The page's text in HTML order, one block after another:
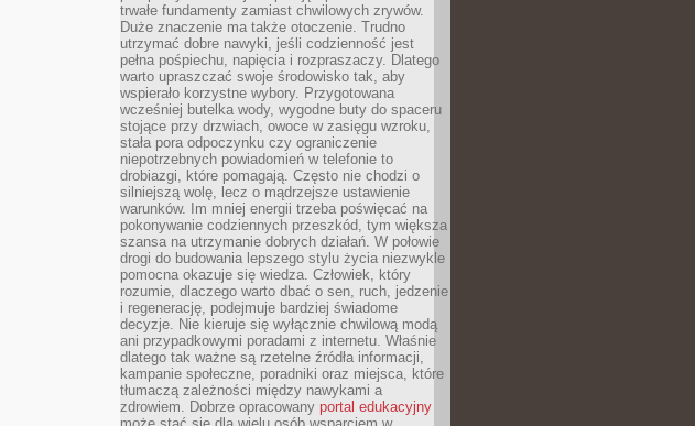
trwałe fundamenty zamiast chwilowych zrywów.
Duże znaczenie ma także otoczenie. Trudno
utrzymać dobre nawyki, jeśli codzienność jest
pełna pośpiechu, napięcia i rozpraszaczy. Dlatego
warto upraszczać swoje środowisko tak, aby
wspierało korzystne wybory. Przygotowana
wcześniej butelka wody, wygodne buty do spaceru
stojące przy drzwiach, owoce w zasięgu wzroku,
stała pora odpoczynku czy ograniczenie
niepotrzebnych powiadomień w telefonie to
drobiazgi, które pomagają. Często nie chodzi o
silniejszą wolę, lecz o mądrzejsze ustawienie
warunków. Im mniej energii trzeba poświęcać na
pokonywanie codziennych przeszkód, tym większa
szansa na utrzymanie dobrych działań. W połowie
drogi do budowania lepszego stylu życia niezwykle
pomocna okazuje się wiedza. Człowiek, który
rozumie, dlaczego warto dbać o sen, ruch, jedzenie
i regenerację, podejmuje bardziej świadome
decyzje. Nie kieruje się wyłącznie chwilową modą
ani przypadkowymi poradami z internetu. Właśnie
dlatego tak ważne są rzetelne źródła informacji,
kampanie społeczne, poradniki oraz miejsca, które
tłumaczą zależności między nawykami a
zdrowiem. Dobrze opracowany portal edukacyjny